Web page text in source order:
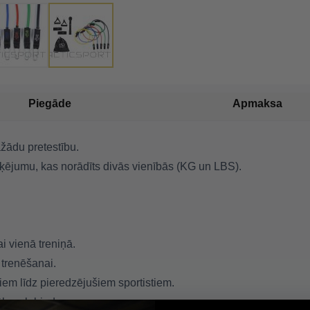
Piegāde Apmaksa
pretestību.
kas norādīts divās vienībās (KG un LBS).
vienā treniņā.
līdz pieredzējušiem sportistiem.
ceļabiedrs.